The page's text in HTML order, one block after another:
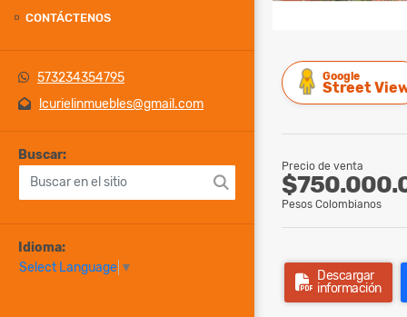
CONTÁCTENOS
573234354795
lcurielinmuebles@gmail.com
Buscar:
Idioma:
Select Language ▼
Google
Street
Precio de venta
Pesos Colombianos
Descargar
información